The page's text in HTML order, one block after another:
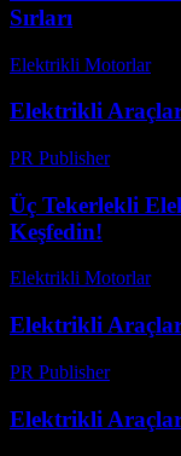
Sırları
Elektrikli Motorlar-
Elektrikli Araçlar
PR Publisher-
Üç Tekerlekli
Keşfedin!
Elektrikli Motorlar-
Elektrikli Araçlar
PR Publisher-
Elektrikli